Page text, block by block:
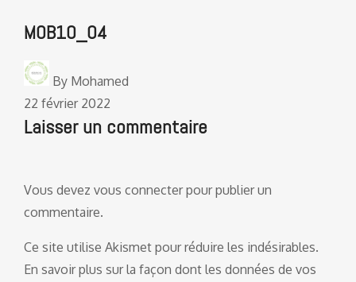
MOB10_04
By Mohamed
22 février 2022
Laisser un commentaire
Vous devez vous connecterpour publier un
commentaire.
Ce site utilise Akismet pour réduire les indésirables.
En savoir plus sur la façon dont les données de vos